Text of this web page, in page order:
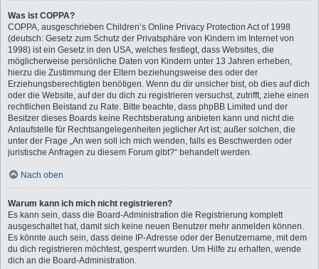
Was ist COPPA?
COPPA, ausgeschrieben Children’s Online Privacy Protection Act of 1998
(deutsch: Gesetz zum Schutz der Privatsphäre von Kindern im Internet von
1998) ist ein Gesetz in den USA, welches festlegt, dass Websites, die
möglicherweise persönliche Daten von Kindern unter 13 Jahren erheben,
hierzu die Zustimmung der Eltern beziehungsweise des oder der
Erziehungsberechtigten benötigen. Wenn du dir unsicher bist, ob dies auf dich
oder die Website, auf der du dich zu registrieren versuchst, zutrifft, ziehe einen
rechtlichen Beistand zu Rate. Bitte beachte, dass phpBB Limited und der
Besitzer dieses Boards keine Rechtsberatung anbieten kann und nicht die
Anlaufstelle für Rechtsangelegenheiten jeglicher Art ist; außer solchen, die
unter der Frage „An wen soll ich mich wenden, falls es Beschwerden oder
juristische Anfragen zu diesem Forum gibt?“ behandelt werden.
Nach oben
Warum kann ich mich nicht registrieren?
Es kann sein, dass die Board-Administration die Registrierung komplett
ausgeschaltet hat, damit sich keine neuen Benutzer mehr anmelden können.
Es könnte auch sein, dass deine IP-Adresse oder der Benutzername, mit dem
du dich registrieren möchtest, gesperrt wurden. Um Hilfe zu erhalten, wende
dich an die Board-Administration.